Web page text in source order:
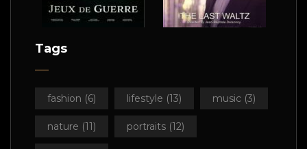
Tags
fashion (6) lifestyle (13) music (3)
nature (11) portraits (12)